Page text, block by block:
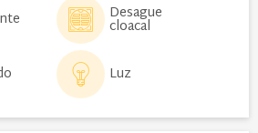
Desague
cloacal
Luz